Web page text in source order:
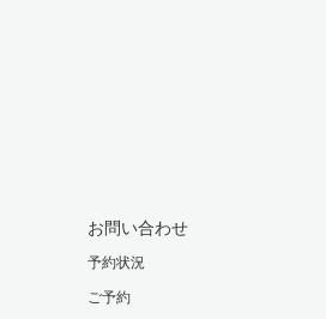
お問い合わせ
予約状況
ご予約